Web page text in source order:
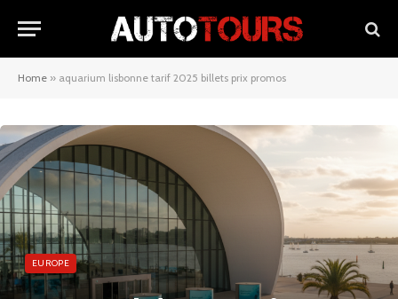
Home » aquarium lisbonne tarif 2025 billets prix promos
EUROPE